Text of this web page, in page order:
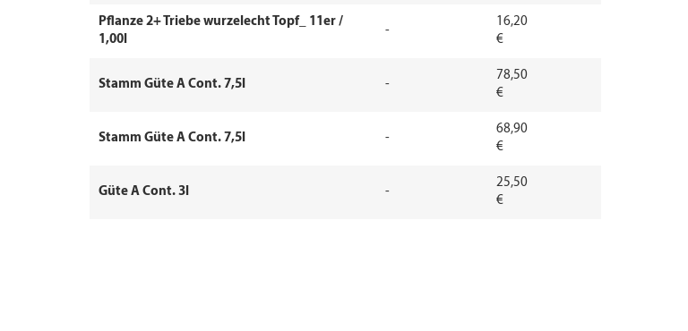
Pflanze 2+ Triebe wurzelecht Topf_ 11er /
1,00l
-
16,20
€
Stamm Güte A Cont. 7,5l -
78,50
€
Stamm Güte A Cont. 7,5l -
68,90
€
Güte A Cont. 3l -
25,50
€